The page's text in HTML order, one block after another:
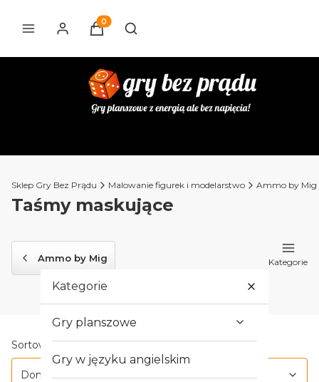
Produkty w koszyku: 0. Zobacz szczegóły
Otwórz wyszukiwarkę
Sklep Gry Bez Prądu Malowanie figurek i modelarstwo Ammo by Mig
Taśmy maskujące
Ammo by Mig Kategorie
Kategorie
Gry planszowe
Gry w języku angielskim
Lista produktów
Sortowanie:Domyślne
Domyślne